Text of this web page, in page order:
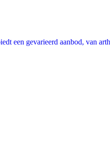
een gevarieerd aanbod, van